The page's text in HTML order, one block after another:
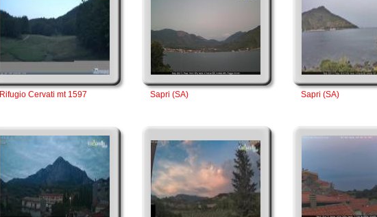
Rifugio Cervati mt 1597 Sapri (SA) Sapri (SA)